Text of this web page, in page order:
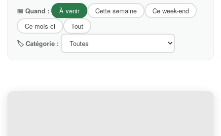
📅 Quand : À venir Cette semaine
Ce week-end
Ce mois-ci
Tout
🏷 Catégorie :